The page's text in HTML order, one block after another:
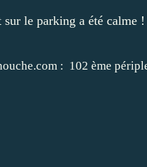
le parking a été calme !